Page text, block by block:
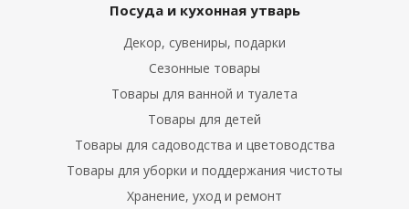
Посуда и кухонная утварь
Декор, сувениры, подарки
Сезонные товары
Товары для ванной и туалета
Товары для детей
Товары для садоводства и цветоводства
Товары для уборки и поддержания чистоты
Хранение, уход и ремонт